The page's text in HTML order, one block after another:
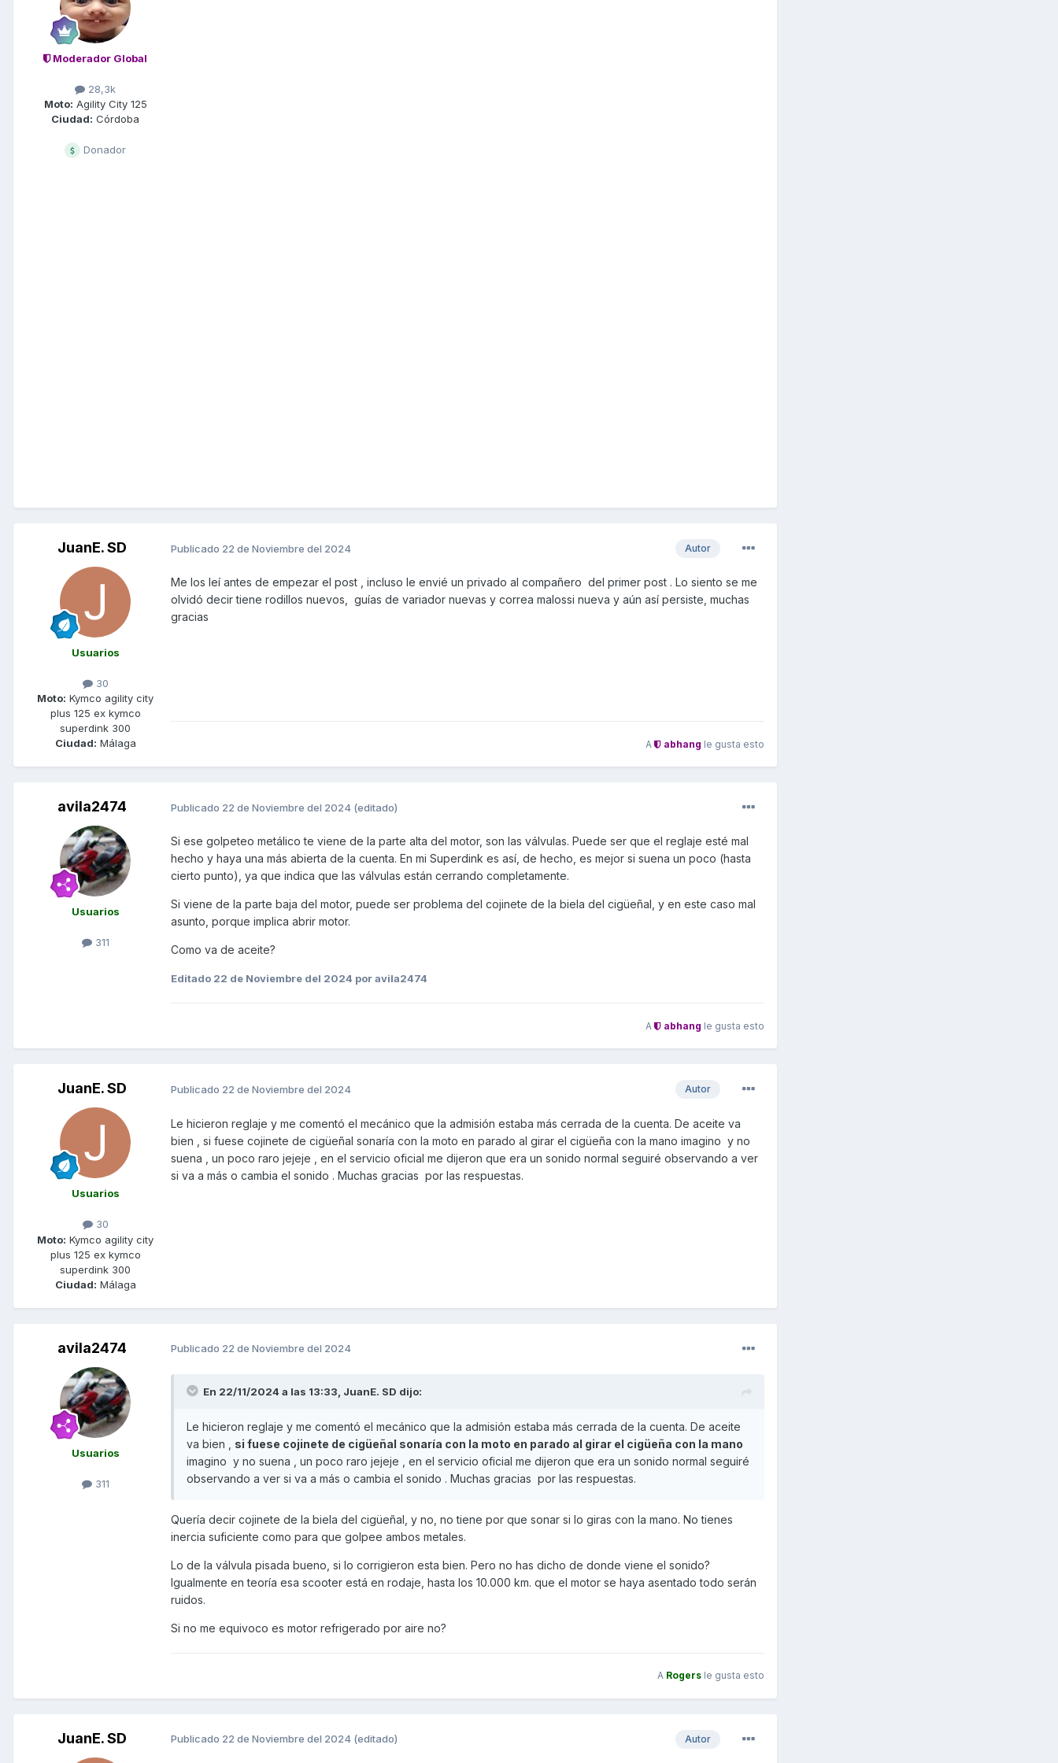
Moderador Global
28,3k
Moto: Agility City 125
Ciudad: Córdoba
Donador
JuanE. SD
Usuarios
30
Moto: Kymco agility city
plus 125 ex kymco
superdink 300
Ciudad: Málaga
Autor
Publicado 22 de Noviembre del 2024
Me los leí antes de empezar el post , incluso le envié un privado al compañero del primer post . Lo siento se me
olvidó decir tiene rodillos nuevos, guías de variador nuevas y correa malossi nueva y aún así persiste, muchas
gracias
A abhang le gusta esto
avila2474
Usuarios
311
Publicado 22 de Noviembre del 2024 (editado)
Si ese golpeteo metálico te viene de la parte alta del motor, son las válvulas. Puede ser que el reglaje esté mal
hecho y haya una más abierta de la cuenta. En mi Superdink es así, de hecho, es mejor si suena un poco (hasta
cierto punto), ya que indica que las válvulas están cerrando completamente.
Si viene de la parte baja del motor, puede ser problema del cojinete de la biela del cigüeñal, y en este caso mal
asunto, porque implica abrir motor.
Como va de aceite?
Editado 22 de Noviembre del 2024 por avila2474
A abhang le gusta esto
JuanE. SD
Usuarios
30
Moto: Kymco agility city
plus 125 ex kymco
superdink 300
Ciudad: Málaga
Autor
Publicado 22 de Noviembre del 2024
Le hicieron reglaje y me comentó el mecánico que la admisión estaba más cerrada de la cuenta. De aceite va
bien , si fuese cojinete de cigüeñal sonaría con la moto en parado al girar el cigüeña con la mano imagino y no
suena , un poco raro jejeje , en el servicio oficial me dijeron que era un sonido normal seguiré observando a ver
si va a más o cambia el sonido . Muchas gracias por las respuestas.
avila2474
Usuarios
311
Publicado 22 de Noviembre del 2024
En 22/11/2024 a las 13:33, JuanE. SD dijo:
Le hicieron reglaje y me comentó el mecánico que la admisión estaba más cerrada de la cuenta. De aceite
va bien , si fuese cojinete de cigüeñal sonaría con la moto en parado al girar el cigüeña con la mano
imagino y no suena , un poco raro jejeje , en el servicio oficial me dijeron que era un sonido normal seguiré
observando a ver si va a más o cambia el sonido . Muchas gracias por las respuestas.
Quería decir cojinete de la biela del cigüeñal, y no, no tiene por que sonar si lo giras con la mano. No tienes
inercia suficiente como para que golpee ambos metales.
Lo de la válvula pisada bueno, si lo corrigieron esta bien. Pero no has dicho de donde viene el sonido?
Igualmente en teoría esa scooter está en rodaje, hasta los 10.000 km. que el motor se haya asentado todo serán
ruidos.
Si no me equivoco es motor refrigerado por aire no?
A Rogers le gusta esto
JuanE. SD Autor
Publicado 22 de Noviembre del 2024 (editado)